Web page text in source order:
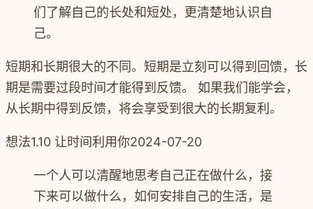
们了解自己的长处和短处，更清楚地认识自
己。
短期和长期很大的不同。短期是立刻可以得到回馈，长
期是需要过段时间才能得到反馈。 如果我们能学会，
从长期中得到反馈，将会享受到很大的长期复利。
想法1.10 让时间利用你2024-07-20
一个人可以清醒地思考自己正在做什么，接
下来可以做什么，如何安排自己的生活，是